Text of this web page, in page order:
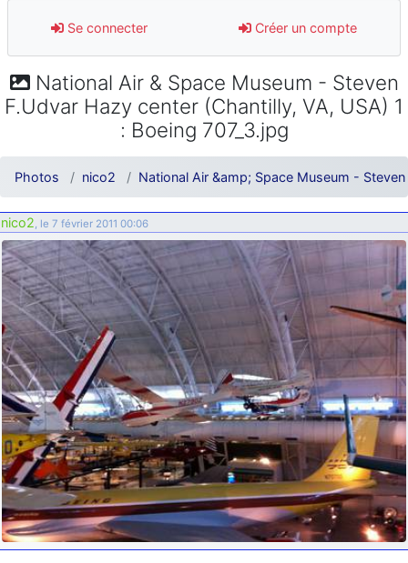
d9pouces: désolé pour les quelques blocages du site ces derniers
jours : je teste des méthodes contre le spam et les bots trop nocifs
paxwax: Super, la nouvelle bannière
: je suis un avion@,._,+ > lesquels ? je ne suis pas sûr de
bien sûr que oui !
je suis un avion@,._,+: Bonjour je viens d'arriver il y a quelques
moi et quelques avions n'ont pas les mêmes noms qu'aujourd'hui
ouakamois
: Bonjourà toutes et à tous.en espérantque ces
quelques images du Pays Basque vous auront plu ; Agur…
d9pouces: Je me rattraperai à la Ferté samedi
d9pouces: Malheureusement non un peu trop loin pour moi !
fox_50
: Bonjour, certains parmis vous étaient-ils présent au
meeting de Lann Bihoué de 2026 ?
cachée dans les pins: Coucou et excellente année 2026 à tous et
au site!
jericho: Bonne année et tous mes meilleurs voeux à tous pour
2026 !
little boy: je vous souhaite un bon réveillon pour cette nouvelle
année!
jericho: Merci D9pouces, à mon tour de souhaiter un Joyeux Noël
Se connecter Créer un compte
National Air & Space Museum - Steven
F.Udvar Hazy center (Chantilly, VA, USA) 1
: Boeing 707_3.jpg
Photos nico2 National Air &amp; Space Museum -
nico2, le 7 février 2011 00:06